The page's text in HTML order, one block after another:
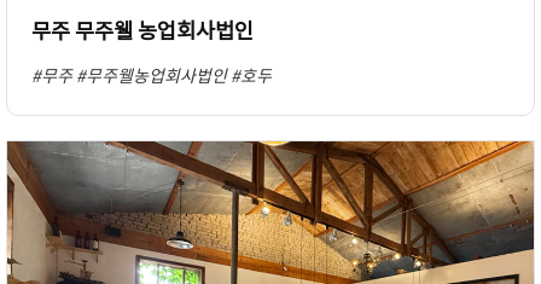
무주 무주웰 농업회사법인
#무주 #무주웰농업회사법인 #호두